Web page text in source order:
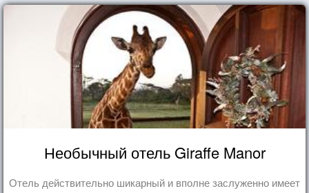
Необычный отель Giraffe Manor
Отель действительно шикарный и вполне заслуженно имеет